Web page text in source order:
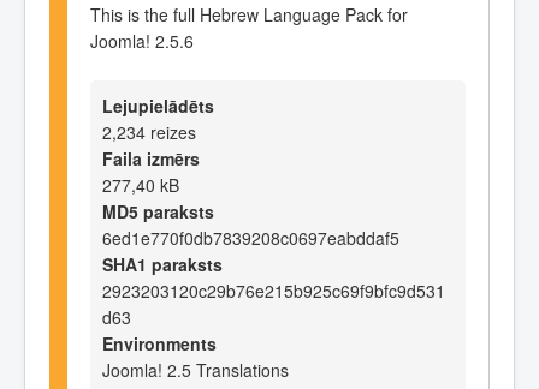
This is the full Hebrew Language Pack for
Joomla! 2.5.6
Lejupielādēts
2,234 reizes
Faila izmērs
277,40 kB
MD5 paraksts
6ed1e770f0db7839208c0697eabddaf5
SHA1 paraksts
2923203120c29b76e215b925c69f9bfc9d531
d63
Environments
Joomla! 2.5 Translations